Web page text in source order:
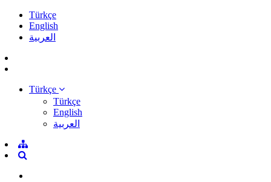
Türkçe
English
العربية
Türkçe
Türkçe
English
العربية